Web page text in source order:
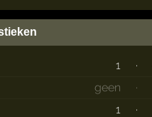
1 ·
geen
·
1
·